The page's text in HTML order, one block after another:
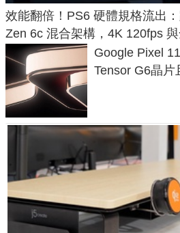
效能翻倍！PS6 硬體規格流出
Zen 6c 混合架構，4K 120fps
Google Pixel
Tensor G6晶片